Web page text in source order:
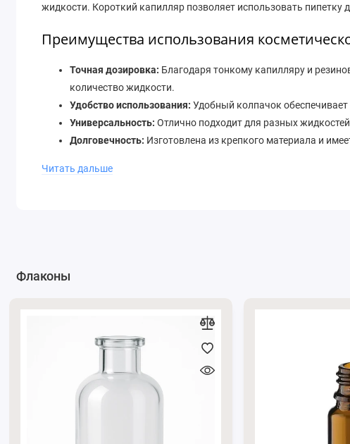
жидкости. Короткий капилляр позволяет использовать
Преимущества использования
Точная дозировка: Благодаря тонкому капилляру и
количество жидкости.
Удобство использования: Удобный колпачок
Универсальность:Отлично подходит для разных
Долговечность: Изготовлена ​​из крепкого материала и
флаконам светлого цвета.
Читать дальше
Флаконы